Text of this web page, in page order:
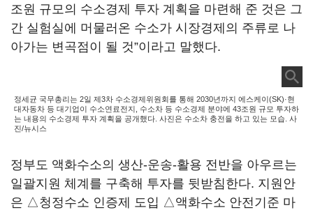
조원 규모의 수소경제 투자 계획을 마련해 준 것은 그
간 실험실에 머물러온 수소가 시장경제의 주류로 나
아가는 변곡점이 될 것”이라고 말했다.
정세균 국무총리는 2일 제3차 수소경제위원회를 통해 2030년까지 에스케이(SK)·현
대자동차 등 대기업이 수소연료전지, 수소차 등 수소경제 분야에 43조원 규모 투자하
는 내용의 수소경제 투자 계획을 공개했다. 사진은 수소차 충전을 하고 있는 모습. 사
진/뉴시스
정부도 액화수소의 생산-운송-활용 전반을 아우르는
일괄지원 체계를 구축해 투자를 뒷받침한다. 지원안
은 △청정수소 인증제 도입 △액화수소 안전기준 마